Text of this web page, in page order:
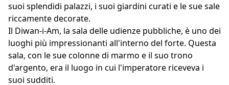
suoi splendidi palazzi, i suoi giardini curati e le sue sale
riccamente decorate.
Il Diwan-i-Am, la sala delle udienze pubbliche, è uno dei
luoghi più impressionanti all'interno del forte. Questa
sala, con le sue colonne di marmo e il suo trono
d'argento, era il luogo in cui l'imperatore riceveva i
suoi sudditi.